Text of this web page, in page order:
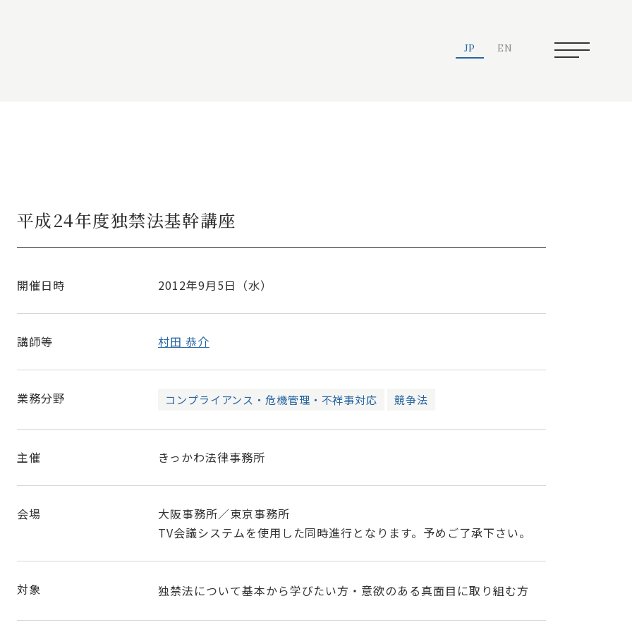
JP EN
平成24年度独禁法基幹講座
開催日時 2012年9月5日（水）
講師等 村田 恭介
業務分野 コンプライアンス・危機管理・不祥事対応 競争法
主催 きっかわ法律事務所
会場
大阪事務所／東京事務所
TV会議システムを使用した同時進行となります。予めご了承下さい。
対象 独禁法について基本から学びたい方・意欲のある真面目に取り組む方